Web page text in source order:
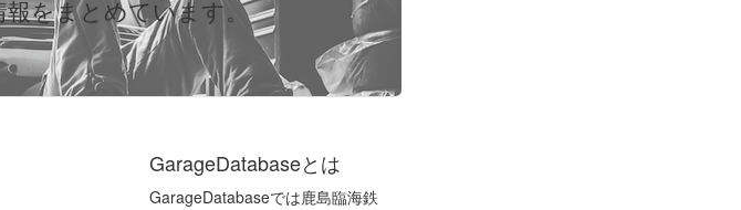
報をまとめています。
GarageDatabaseとは
GarageDatabaseでは鹿島臨海鉄